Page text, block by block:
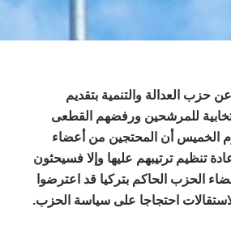
حزب العدالة والتنمية بتقديم
للمرشحين ورفضهم القطعى
الخميس أن المحتجين من أعضاء
تنظيم ترتيبهم عليها وإلا فسيحثون
الحزب الحاكم بتركيا قد اعترضوا
احتجاجا على سياسة الحزب.